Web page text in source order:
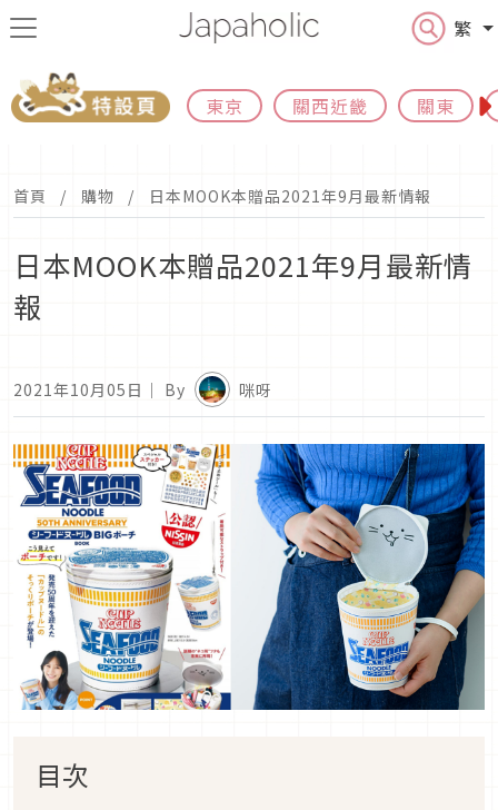
繁
東京 關西近畿 關東
首頁 購物 日本MOOK本贈品2021年9月最新情報
日本MOOK本贈品2021年9月最新情
報
2021年10月05日 ｜ By 咪呀
目次